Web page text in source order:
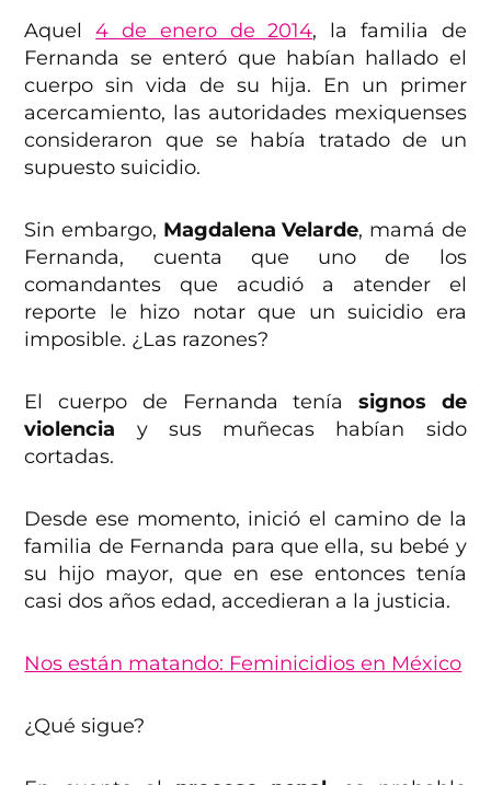
Aquel4 de enero de 2014, la familia de
Fernanda se enteró que habían hallado el
cuerpo sin vida de su hija. En un primer
acercamiento, las autoridades mexiquenses
consideraron que se había tratado de un
supuesto suicidio.
Sin embargo, Magdalena Velarde, mamá de
Fernanda, cuenta que uno de los
comandantes que acudió a atender el
reporte le hizo notar que un suicidio era
imposible. ¿Las razones?
El cuerpo de Fernanda tenía
signos de
violencia y sus muñecas habían sido
cortadas.
Desde ese momento, inició el camino de la
familia de Fernanda para que ella, su bebé y
su hijo mayor, que en ese entonces tenía
casi dos años edad, accedieran a la justicia.
Nos están matando: Feminicidios en México
¿Qué sigue?